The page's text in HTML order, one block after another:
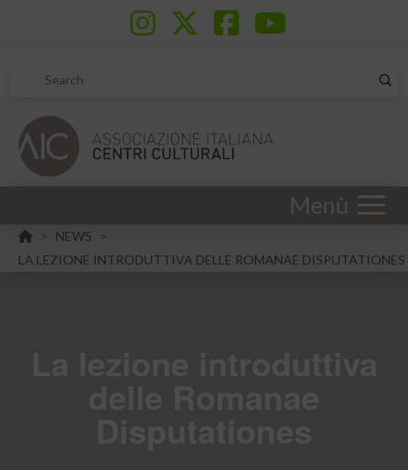
Search
Menù
HOME
> NEWS
>
LA LEZIONE INTRODUTTIVA DELLE ROMANAE DISPUTATIONES